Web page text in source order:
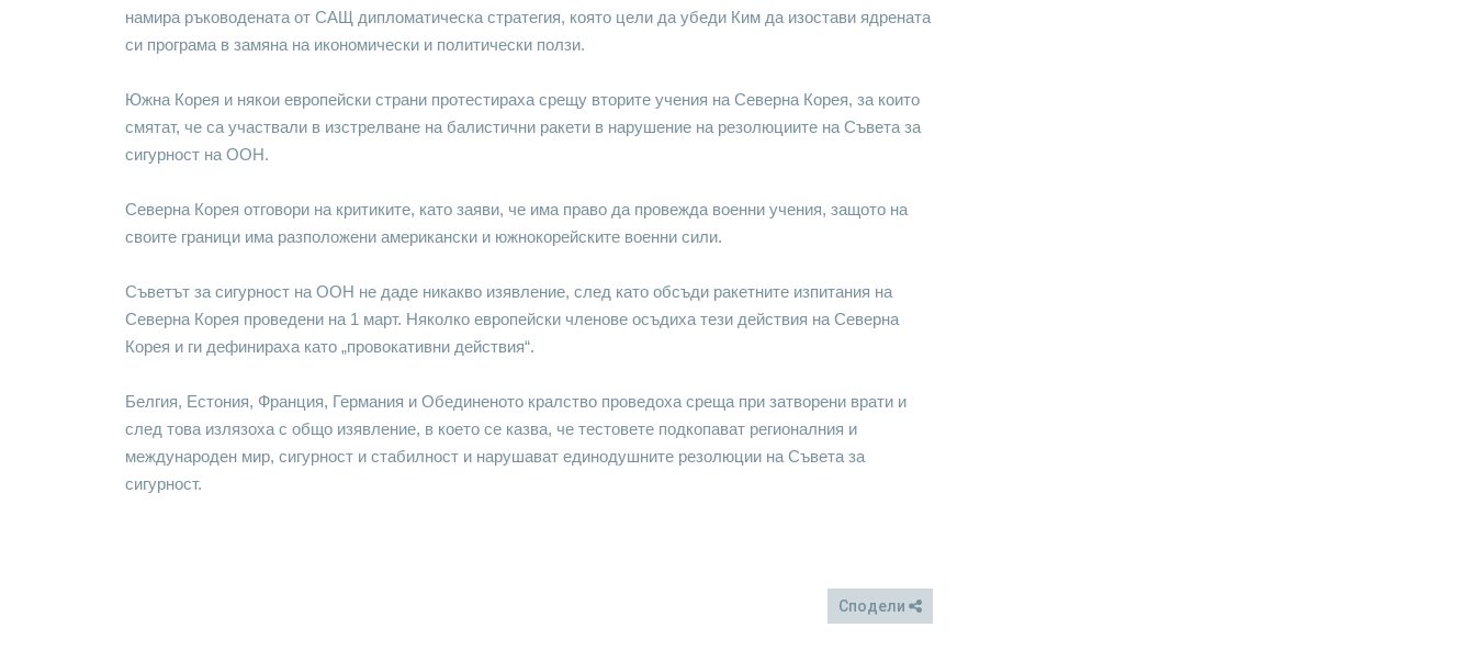
намира ръководената от САЩ дипломатическа стратегия, която цели да убеди Ким да изостави ядрената
си програма в замяна на икономически и политически ползи.
Южна Корея и някои европейски страни протестираха срещу вторите учения на Северна Корея, за които
смятат, че са участвали в изстрелване на балистични ракети в нарушение на резолюциите на Съвета за
сигурност на ООН.
Северна Корея отговори на критиките, като заяви, че има право да провежда военни учения, защото на
своите граници има разположени американски и южнокорейските военни сили.
Съветът за сигурност на ООН не даде никакво изявление, след като обсъди ракетните изпитания на
Северна Корея проведени на 1 март. Няколко европейски членове осъдиха тези действия на Северна
Корея и ги дефинираха като „провокативни действия“.
Белгия, Естония, Франция, Германия и Обединеното кралство проведоха среща при затворени врати и
след това излязоха с общо изявление, в което се казва, че тестовете подкопават регионалния и
международен мир, сигурност и стабилност и нарушават единодушните резолюции на Съвета за
сигурност.
Сподели